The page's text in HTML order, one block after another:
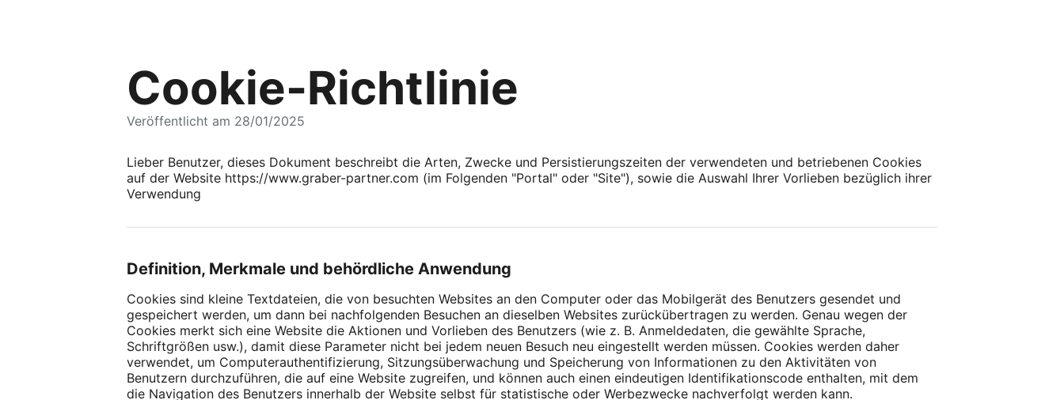
Cookie-Richtlinie
Veröffentlicht am 28/01/2025
Lieber Benutzer, dieses Dokument beschreibt die Arten, Zwecke und Persistierungszeiten der verwendeten und betriebenen Cookies
auf der Website https://www.graber-partner.com (im Folgenden "Portal" oder "Site"), sowie die Auswahl Ihrer Vorlieben bezüglich ihrer
Verwendung
Definition, Merkmale und behördliche Anwendung
Cookies sind kleine Textdateien, die von besuchten Websites an den Computer oder das Mobilgerät des Benutzers gesendet und
gespeichert werden, um dann bei nachfolgenden Besuchen an dieselben Websites zurückübertragen zu werden. Genau wegen der
Cookies merkt sich eine Website die Aktionen und Vorlieben des Benutzers (wie z. B. Anmeldedaten, die gewählte Sprache,
Schriftgrößen usw.), damit diese Parameter nicht bei jedem neuen Besuch neu eingestellt werden müssen. Cookies werden daher
verwendet, um Computerauthentifizierung, Sitzungsüberwachung und Speicherung von Informationen zu den Aktivitäten von
Benutzern durchzuführen, die auf eine Website zugreifen, und können auch einen eindeutigen Identifikationscode enthalten, mit dem
die Navigation des Benutzers innerhalb der Website selbst für statistische oder Werbezwecke nachverfolgt werden kann.